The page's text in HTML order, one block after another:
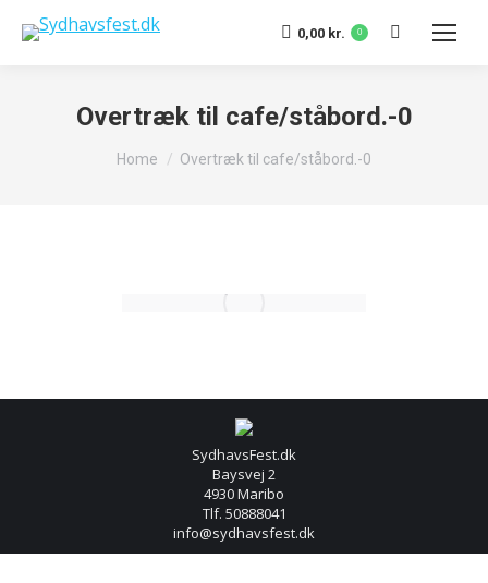
0,00 kr. 0 Search:
Overtræk til cafe/ståbord.-0
You are here:
Home Overtræk til cafe/ståbord.-0
SydhavsFest.dk
Baysvej 2
4930 Maribo
Tlf. 50888041
info@sydhavsfest.dk